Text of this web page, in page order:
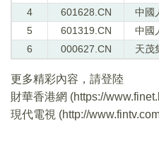
4
601628.CN 中國
5
601319.CN 中國
6
000627.CN 天茂
更多精彩內容，請登陸
財華香港網 (https://
現代電視 (http://